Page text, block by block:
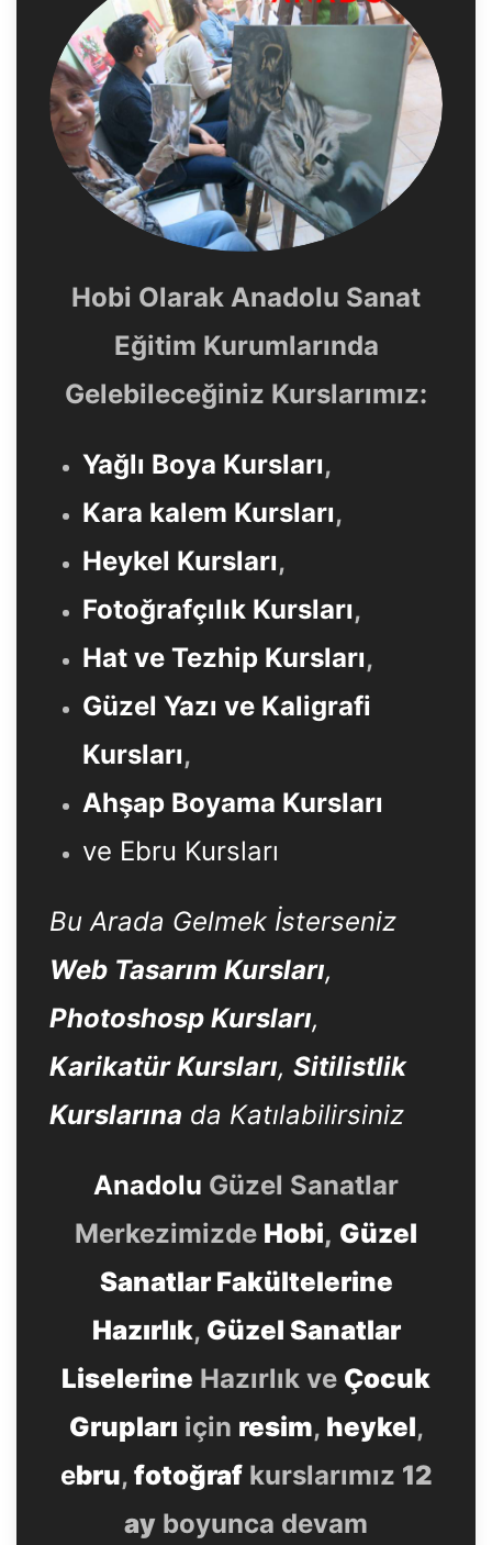
Hobi Olarak Anadolu Sanat
Eğitim Kurumlarında
Gelebileceğiniz Kurslarımız:
Yağlı Boya Kursları,
Kara kalem Kursları,
Heykel Kursları,
Fotoğrafçılık Kursları,
Hat ve Tezhip Kursları,
Güzel Yazı ve Kaligrafi
Kursları,
Ahşap Boyama Kursları
ve Ebru Kursları
Bu Arada Gelmek İsterseniz
Web Tasarım Kursları,
Photoshosp Kursları,
Karikatür Kursları, Sitilistlik
Kurslarına da Katılabilirsiniz
Anadolu Güzel Sanatlar
Merkezimizde Hobi, Güzel
Sanatlar Fakültelerine
Hazırlık, Güzel Sanatlar
Liselerine Hazırlık ve Çocuk
Grupları için resim, heykel,
ebru, fotoğrafkurslarımız 12
ay boyunca devam